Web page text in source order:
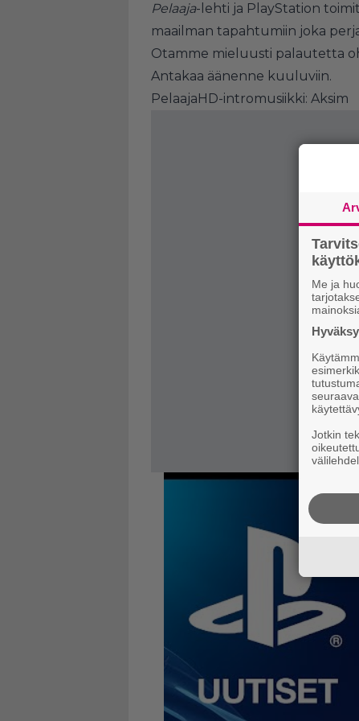
Pelaaja-lehti ja PlayStation
maailman tapahtumiin joka
Otamme mieluusti palautetta
Antakaa äänenne kuuluviin.
PelaajaHD-intromusiikki: Aksim
Me ja
Jotkin